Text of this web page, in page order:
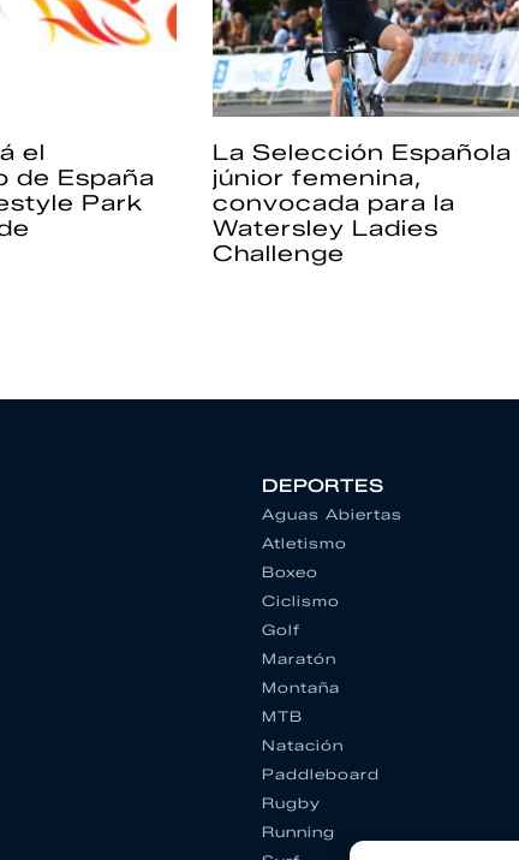
el
de España
Park
La Selección Española
júnior femenina,
convocada para la
Watersley Ladies
Challenge
DEPORTES
Aguas Abiertas
Atletismo
Boxeo
Ciclismo
Golf
Maratón
Montaña
MTB
Natación
Paddleboard
Rugby
Running